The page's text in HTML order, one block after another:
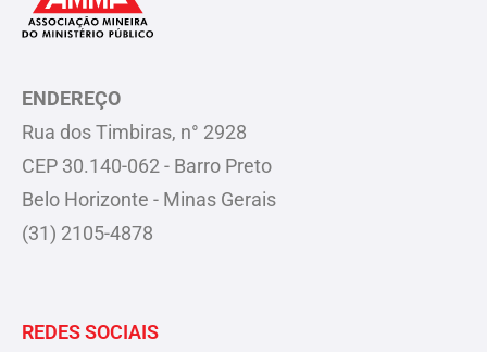
ENDEREÇO
Rua dos Timbiras, n° 2928
CEP 30.140-062 - Barro Preto
Belo Horizonte - Minas Gerais
(31) 2105-4878
REDES SOCIAIS